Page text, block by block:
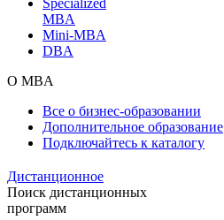
MBA
Mini-MBA
DBA
О MBA
Все о бизнес-образовании
Дополнительное образование
Подключайтесь к каталогу
Дистанционное
Поиск дистанционных
программ